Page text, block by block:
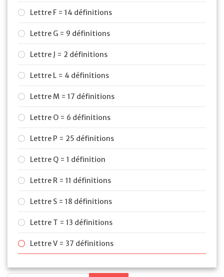
Lettre F = 14 définitions
Lettre G = 9 définitions
Lettre J = 2 définitions
Lettre L = 4 définitions
Lettre M = 17 définitions
Lettre O = 6 définitions
Lettre P = 25 définitions
Lettre Q = 1 définition
Lettre R = 11 définitions
Lettre S = 18 définitions
Lettre T = 13 définitions
Lettre V = 37 définitions